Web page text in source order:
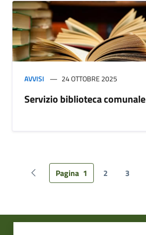
AVVISI 24 OTTOBRE 2025
Servizio biblioteca comunale
Pagina precedente
Pagina 1 2 3